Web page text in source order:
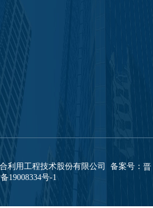
利用工程技术股份有限公司 备案号： 晋
19008334号-1